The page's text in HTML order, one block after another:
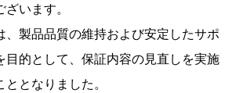
います。
、製品品質の維持および安定したサポ
目的として、保証内容の見直しを実施
となりました。